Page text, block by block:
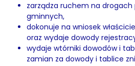
zarządza ruchem na
gminnych,
dokonuje na wniosek
oraz wydaje dowody
wydaje wtórniki dowodów i
zamian za dowody i tablice